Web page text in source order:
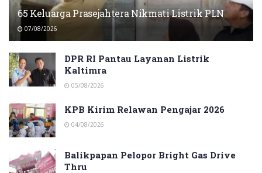
65 Keluarga Prasejahtera Nikmati Listrik PLN
07/08/2026
DPR RI Pantau Layanan Listrik
Kaltimra
05/08/2026
KPB Kirim Relawan Pengajar 2026
04/08/2026
Balikpapan Pelopor Bright Gas Drive
Thru